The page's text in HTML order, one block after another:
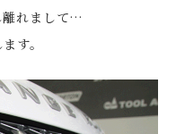
離れまして…
す。